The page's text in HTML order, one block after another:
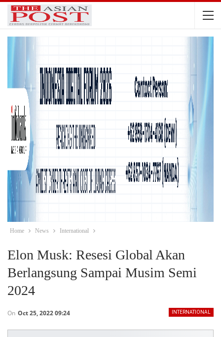
Home News International
Elon Musk: Resesi Global Akan
Berlangsung Sampai Musim Semi
2024
INTERNATIONAL
On Oct 25, 2022 09:24